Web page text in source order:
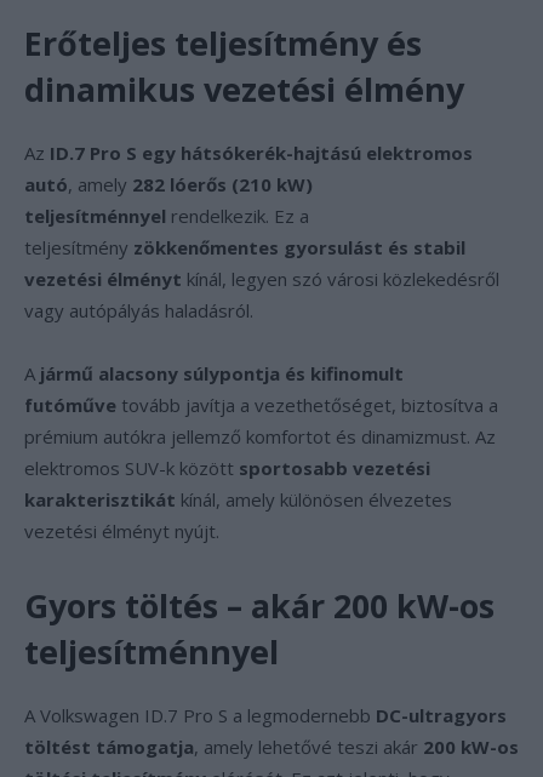
Erőteljes teljesítmény és
dinamikus vezetési élmény
Az ID.7 Pro S egy hátsókerék-hajtású elektromos
autó, amely 282 lóerős (210 kW)
teljesítménnyel rendelkezik. Ez a
teljesítmény zökkenőmentes gyorsulást és stabil
vezetési élményt kínál, legyen szó városi közlekedésről
vagy autópályás haladásról.
A jármű alacsony súlypontja és kifinomult
futóműve tovább javítja a vezethetőséget, biztosítva a
prémium autókra jellemző komfortot és dinamizmust. Az
elektromos SUV-k között sportosabb vezetési
karakterisztikát kínál, amely különösen élvezetes
vezetési élményt nyújt.
Gyors töltés – akár 200 kW-os
teljesítménnyel
A Volkswagen ID.7 Pro S a legmodernebb DC-ultragyors
töltést támogatja, amely lehetővé teszi akár 200 kW-os